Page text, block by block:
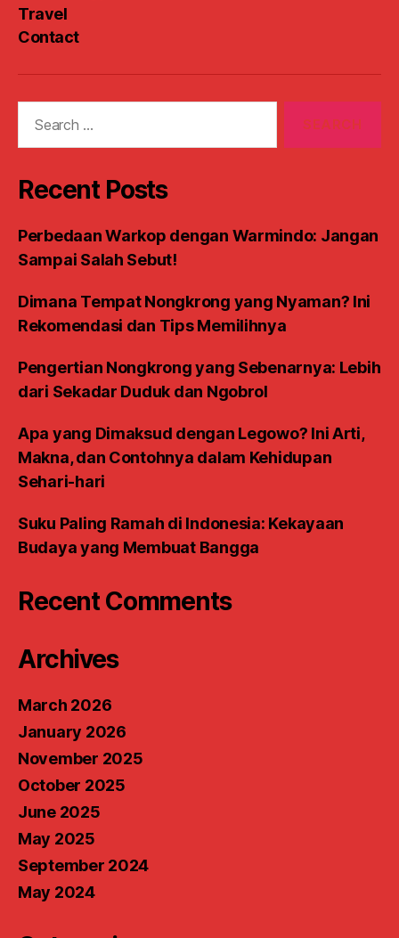
Travel
Contact
Recent Posts
Perbedaan Warkop dengan Warmindo: Jangan
Sampai Salah Sebut!
Dimana Tempat Nongkrong yang Nyaman? Ini
Rekomendasi dan Tips Memilihnya
Pengertian Nongkrong yang Sebenarnya: Lebih
dari Sekadar Duduk dan Ngobrol
Apa yang Dimaksud dengan Legowo? Ini Arti,
Makna, dan Contohnya dalam Kehidupan
Sehari-hari
Suku Paling Ramah di Indonesia: Kekayaan
Budaya yang Membuat Bangga
Recent Comments
Archives
March 2026
January 2026
November 2025
October 2025
June 2025
May 2025
September 2024
May 2024